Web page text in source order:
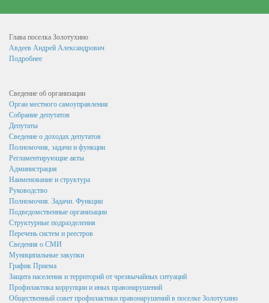
Информация филиала Федеральной кадастровой палаты
Сведения об организации
Собрание депутатов
Депутаты
Полномочия, задачи и функции
Наименование и структура
Руководство
Полномочия. Задачи. Функции
Подведомственные организации
Структурные подразделения
Глава поселка Золотухино
Авдеев Андрей Александрович
Подробнее
Сведение об организации
Орган местного самоуправления
Собрание депутатов
Депутаты
Сведение о доходах депутатов
Полномочия, задачи и функции
Регламентирующие акты
Администрация
Наименование и структура
Руководство
Полномочия. Задачи. Функции
Подведомственные организации
Структурные подразделения
Перечень систем и реестров
Сведения о СМИ
Муниципальные закупки
График Приема
Защита населения и территорий от чрезвычайных ситуаций
Профилактика коррупции и иных правонарушений
Общественный совет профилактики правонарушений в поселке Золотухино